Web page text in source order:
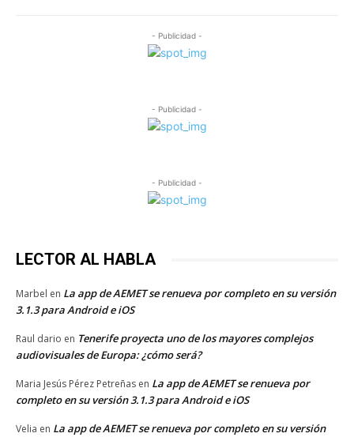
- Publicidad -
- Publicidad -
- Publicidad -
LECTOR AL HABLA
Marbel en La app de AEMET se renueva por completo en su versión
3.1.3 para Android e iOS
Raul dario en Tenerife proyecta uno de los mayores complejos
audiovisuales de Europa: ¿cómo será?
Maria Jesús Pérez Petreñas en La app de AEMET se renueva por
completo en su versión 3.1.3 para Android e iOS
Velia en La app de AEMET se renueva por completo en su versión